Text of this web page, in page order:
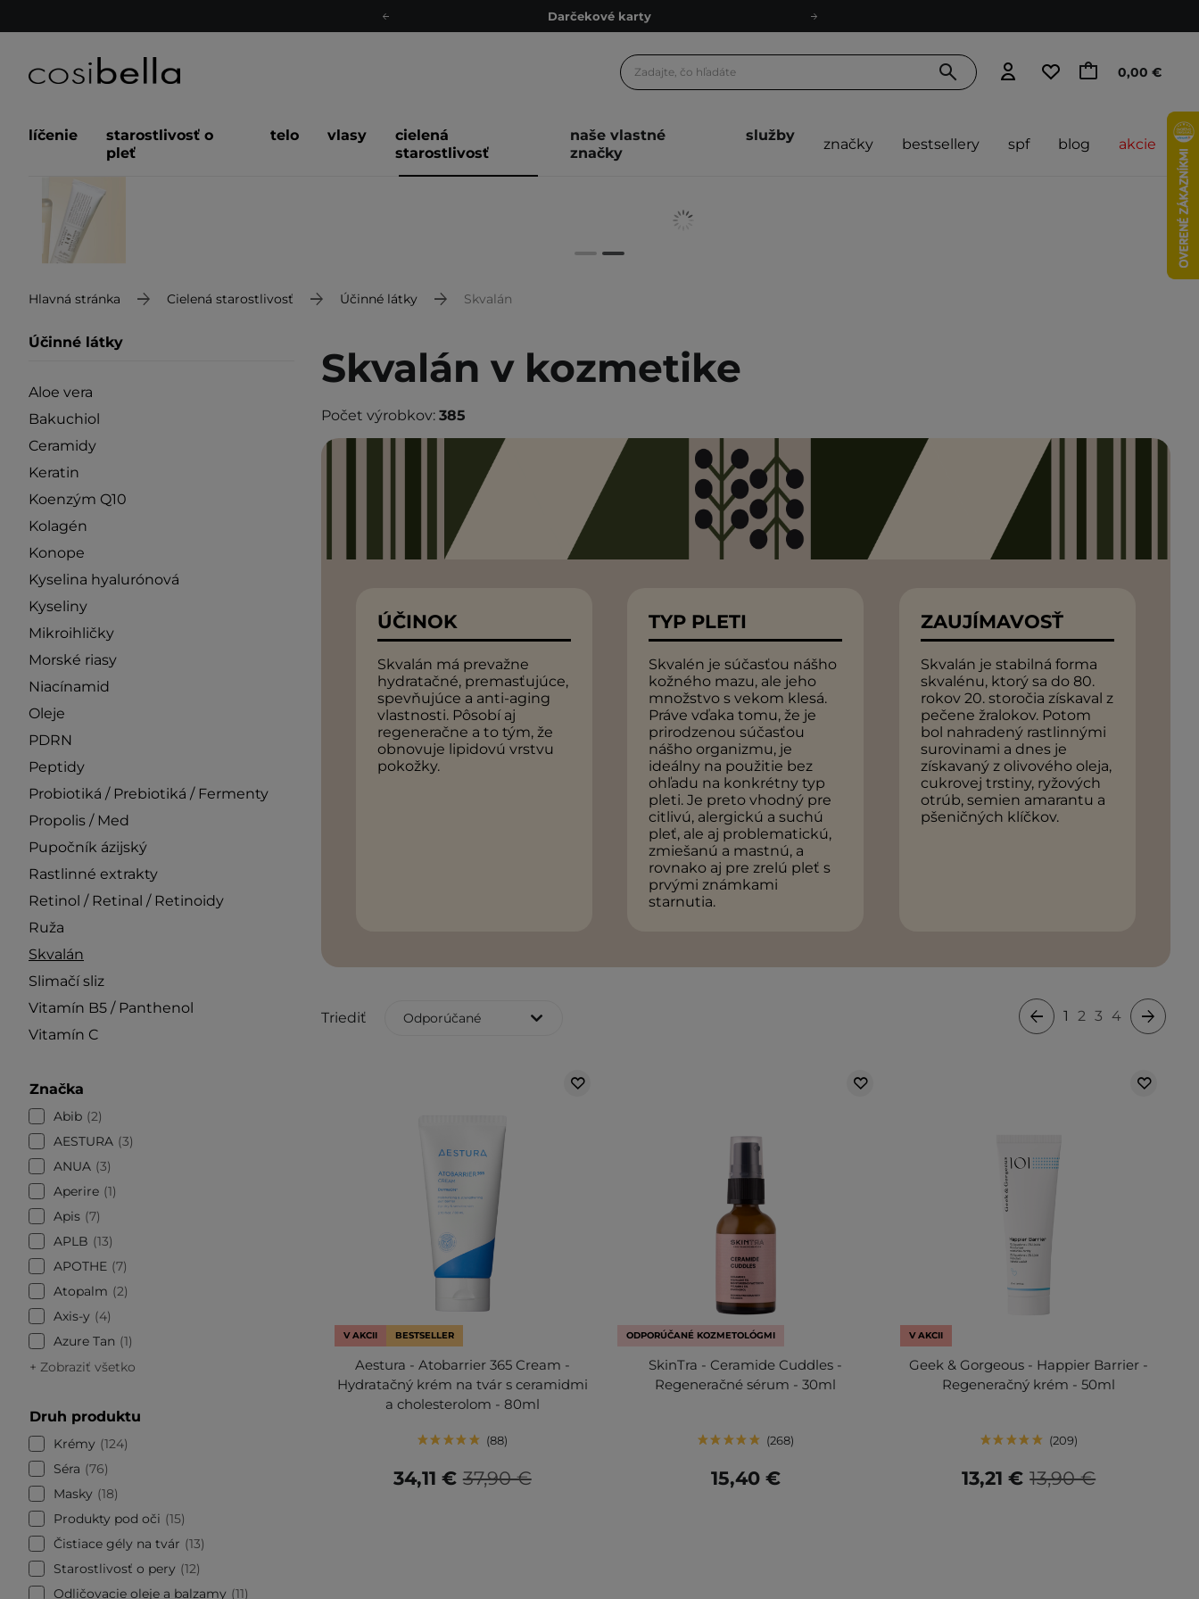
Darčekové karty
Odmeňovací program
Darčekové karty
0,00 €
líčenie
starostlivosť o
pleť
telo vlasy
cielená
starostlivosť
naše vlastné
značky
služby
značky bestsellery spf blog akcie
Hlavná stránka Cielená starostlivosť Účinné látky Skvalán
Účinné látky
Aloe vera
Bakuchiol
Ceramidy
Keratin
Koenzým Q10
Kolagén
Konope
Kyselina hyalurónová
Kyseliny
Mikroihličky
Morské riasy
Niacínamid
Oleje
PDRN
Peptidy
Probiotiká / Prebiotiká / Fermenty
Propolis / Med
Pupočník ázijský
Rastlinné extrakty
Retinol / Retinal / Retinoidy
Ruža
Skvalán
Slimačí sliz
Vitamín B5 / Panthenol
Vitamín C
Značka
Abib 2
AESTURA 3
ANUA 3
Aperire 1
Apis 7
APLB
13
APOTHE 7
Atopalm
2
Axis-y
4
Azure Tan
1
+ Zobraziť všetko
Druh produktu
Krémy
124
Séra
76
Masky
18
Produkty pod oči
15
Čistiace gély na tvár
13
Starostlivosť o pery
12
Odličovacie oleje a balzamy
11
Skvalán v kozmetike
Počet výrobkov: 385
ÚČINOK
Skvalán má prevažne
hydratačné, premasťujúce,
spevňujúce a anti-aging
vlastnosti. Pôsobí aj
regeneračne a to tým, že
obnovuje lipidovú vrstvu
pokožky.
TYP PLETI
Skvalén je súčasťou nášho
kožného mazu, ale jeho
množstvo s vekom klesá.
Práve vďaka tomu, že je
prirodzenou súčasťou
nášho organizmu, je
ideálny na použitie bez
ohľadu na konkrétny typ
pleti. Je preto vhodný pre
citlivú, alergickú a suchú
pleť, ale aj problematickú,
zmiešanú a mastnú, a
rovnako aj pre zrelú pleť s
prvými známkami
starnutia.
ZAUJÍMAVOSŤ
Skvalán je stabilná forma
skvalénu, ktorý sa do 80.
rokov 20. storočia získaval z
pečene žralokov. Potom
bol nahradený rastlinnými
surovinami a dnes je
získavaný z olivového oleja,
cukrovej trstiny, ryžových
otrúb, semien amarantu a
pšeničných klíčkov.
Triediť Odporúčané 1 2 3 4
V AKCII BESTSELLER
Aestura - Atobarrier 365 Cream -
Hydratačný krém na tvár s ceramidmi
a cholesterolom - 80ml
88
37,90 €
34,11 €
ODPORÚČANÉ KOZMETOLÓGMI
SkinTra - Ceramide Cuddles -
Regeneračné sérum - 30ml
268
15,40 €
V AKCII
Geek & Gorgeous - Happier Barrier -
Regeneračný krém - 50ml
209
13,90 €
13,21 €